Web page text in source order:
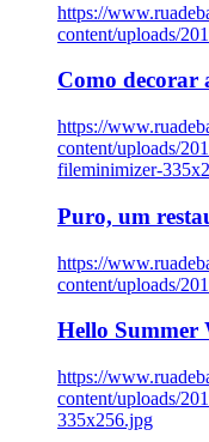
https://
content/uploads/
Como
https://
content/uploads/
fileminimizer-
Puro, um
https://
content/uploads/
Hello Summer
https://
content/uploads/
335x256.jpg